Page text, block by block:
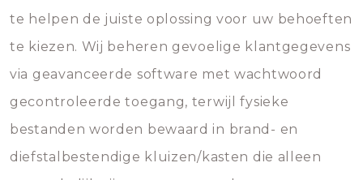
te helpen de juiste oplossing voor uw behoeften
te kiezen. Wij beheren gevoelige klantgegevens
via geavanceerde software met wachtwoord
gecontroleerde toegang, terwijl fysieke
bestanden worden bewaard in brand- en
diefstalbestendige kluizen/kasten die alleen